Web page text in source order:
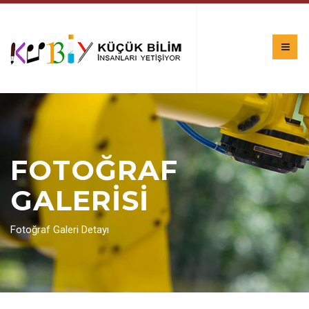
FOTOĞRAF
GALERİSİ
Fotoğraf Galeri Detayı